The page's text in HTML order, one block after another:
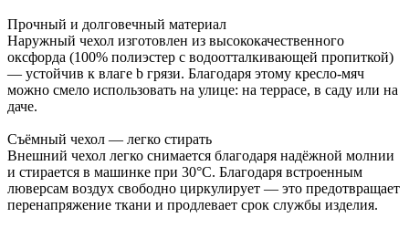
Прочный и долговечный материал
Наружный чехол изготовлен из высококачественного
оксфорда (100% полиэстер с водоотталкивающей пропиткой)
— устойчив к влаге b грязи. Благодаря этому кресло-мяч
можно смело использовать на улице: на террасе, в саду или на
даче.
Съёмный чехол — легко стирать
Внешний чехол легко снимается благодаря надёжной молнии
и стирается в машинке при 30°C. Благодаря встроенным
люверсам воздух свободно циркулирует — это предотвращает
перенапряжение ткани и продлевает срок службы изделия.